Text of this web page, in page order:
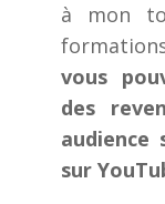
à mon
vous
des
sur